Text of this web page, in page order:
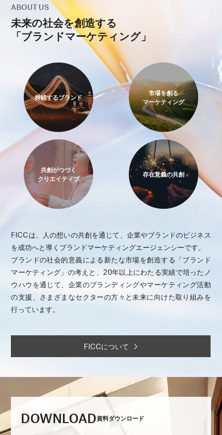
ABOUT US
未来の社会を創造する
「ブランドマーケティング」
持続するブランド
市場を創る
マーケティング
共創がつづく
クリエイティブ
存在意義の共創
FICCは、人の想いの共創を通じて、企業やブランドのビジネス
を成功へと導くブランドマーケティングエージェンシーです。
ブランドの社会的意義による新たな市場を創造する「ブランド
マーケティング」の考えと、20年以上にわたる実績で培ったノ
ウハウを通じて、企業のブランディングやマーケティング活動
の支援、さまざまなセクターの方々と未来に向けた取り組みを
行っています。
FICCについて
DOWNLOAD資料ダウンロード